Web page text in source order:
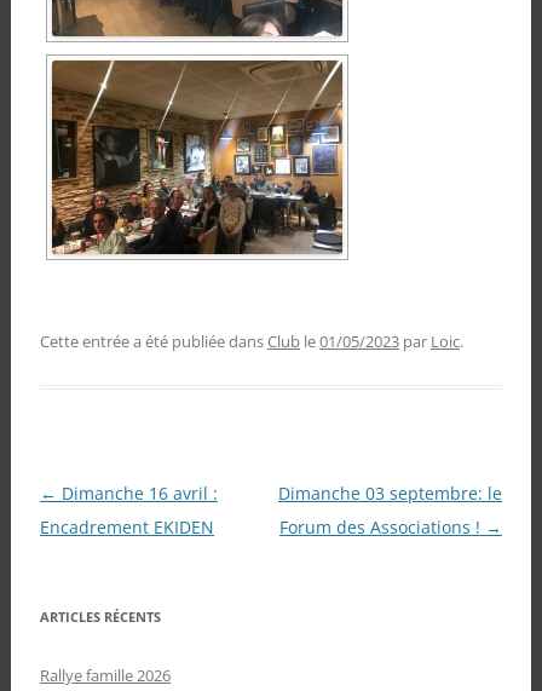
Cette entrée a été publiée dansCluble01/05/2023 par Loic.
Navigation
des
← Dimanche 16 avril :
Encadrement EKIDEN
Dimanche 03 septembre: le
Forum des Associations ! →
ARTICLES RÉCENTS
Rallye famille 2026